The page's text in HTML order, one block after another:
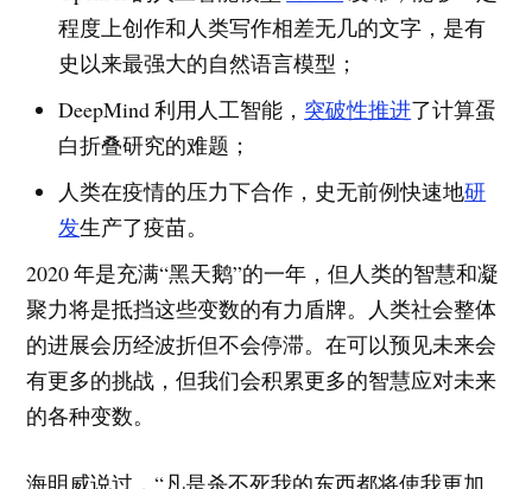
程度上创作和人类写作相差无几的文字，是有
史以来最强大的自然语言模型；
DeepMind 利用人工智能， 突破性推进了计算蛋
白折叠研究的难题；
人类在疫情的压力下合作，史无前例快速地研
发生产了疫苗。
2020 年是充满“黑天鹅”的一年，但人类的智慧和凝
聚力将是抵挡这些变数的有力盾牌。人类社会整体
的进展会历经波折但不会停滞。在可以预见未来会
有更多的挑战，但我们会积累更多的智慧应对未来
的各种变数。
海明威说过，“凡是杀不死我的东西都将使我更加